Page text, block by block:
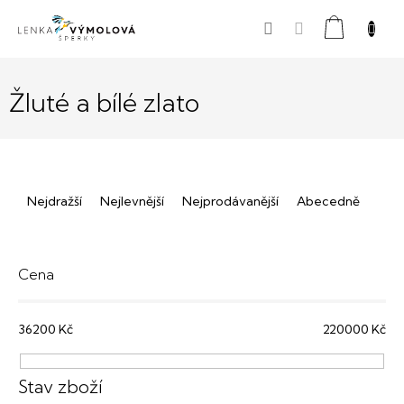
Nákupní
Žluté a bílé zlato
a
e
í
p
Nejdražší Nejlevnější Nejprodávanější Abecedně
Cena
36200 Kč 220000 Kč